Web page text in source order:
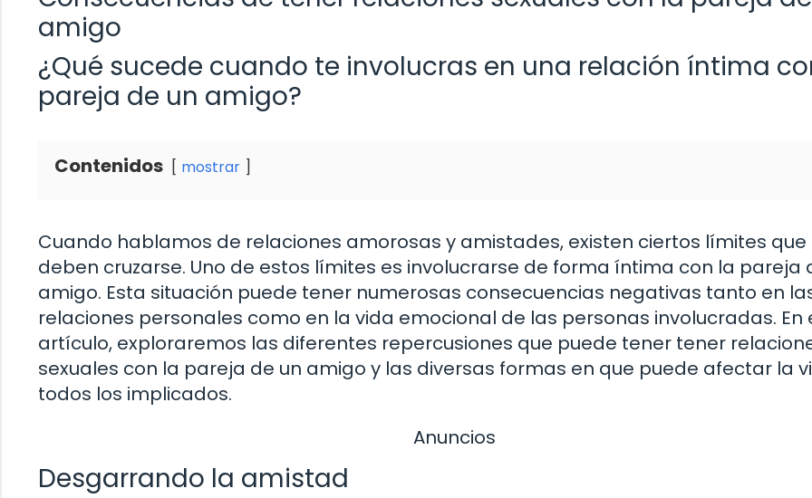
amigo
¿Qué sucede cuando te involucras en una relación íntima
pareja de un amigo?
Contenidos mostrar
Cuando hablamos de relaciones amorosas y amistades, existen ciertos límites que
deben cruzarse. Uno de estos límites es involucrarse de forma íntima con la pareja
amigo. Esta situación puede tener numerosas consecuencias negativas tanto en
relaciones personales como en la vida emocional de las personas involucradas. En
artículo, exploraremos las diferentes repercusiones que puede tener tener
sexuales con la pareja de un amigo y las diversas formas en que puede afectar la
todos los implicados.
Anuncios
Desgarrando la amistad